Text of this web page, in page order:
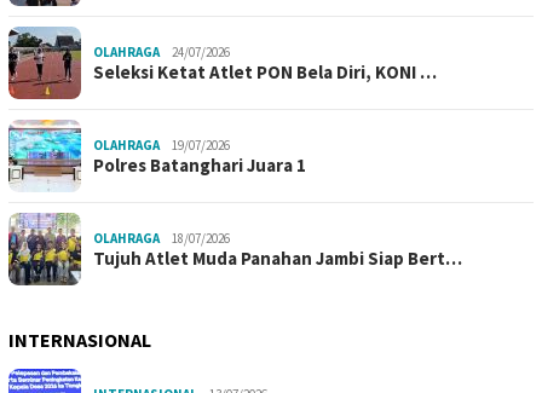
OLAHRAGA 24/07/2026
Seleksi Ketat Atlet PON Bela Diri, KONI …
OLAHRAGA 19/07/2026
Polres Batanghari Juara 1
OLAHRAGA 18/07/2026
Tujuh Atlet Muda Panahan Jambi Siap Bert…
INTERNASIONAL